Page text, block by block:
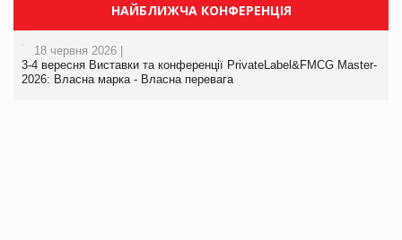
НАЙБЛИЖЧА КОНФЕРЕНЦІЯ
18 червня 2026 |
3-4 вересня Виставки та конференції PrivateLabel&FMCG Master-
2026: Власна марка - Власна перевага